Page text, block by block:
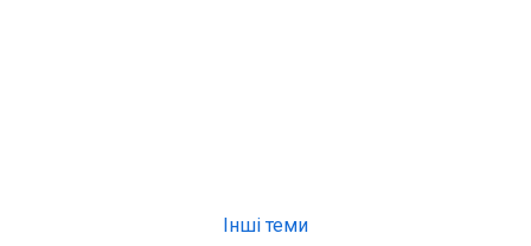
Інші теми